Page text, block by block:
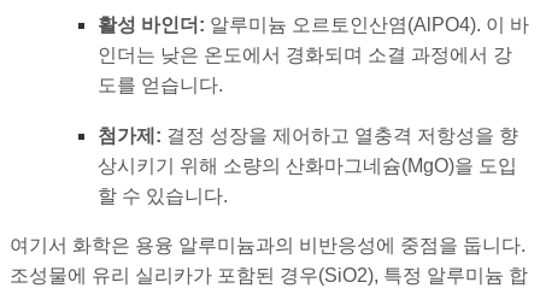
활성 바인더: 알루미늄 오르토인산염(AlPO4). 이 바
인더는 낮은 온도에서 경화되며 소결 과정에서 강
도를 얻습니다.
첨가제: 결정 성장을 제어하고 열충격 저항성을 향
상시키기 위해 소량의 산화마그네슘(MgO)을 도입
할 수 있습니다.
여기서 화학은 용융 알루미늄과의 비반응성에 중점을 둡니다.
조성물에 유리 실리카가 포함된 경우(SiO2), 특정 알루미늄 합